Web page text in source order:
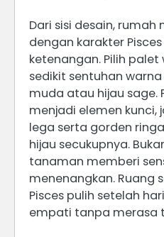
Dari sisi desain,
dengan karakter
ketenangan. Pilih
sedikit sentuhan
muda atau hijau sage.
menjadi elemen kunci,
lega serta gorden
hijau secukupnya.
tanaman memberi
menenangkan. Ruang
Pisces pulih setelah
empati tanpa merasa